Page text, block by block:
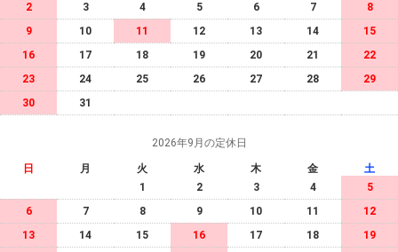
2
3 4 5 6 7
8
9
10 11 12 13 14
15
16
17 18 19 20 21
22
23
24 25 26 27 28
29
30
31
2026年9月の定休日
日 月 火 水 木 金
土
1
2 3 4
5
6
7 8 9 10 11
12
13
14 15 16 17 18
19